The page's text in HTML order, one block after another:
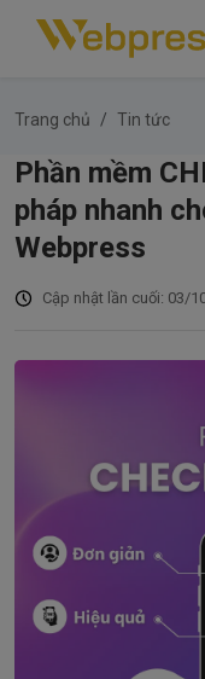
Trang chủ Tin tức
Phần mềm
pháp nhanh
Webpress
Cập nhật lần cuối: 03/